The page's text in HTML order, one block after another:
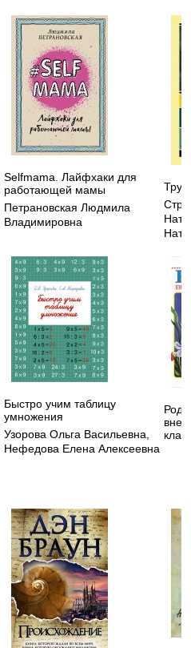
Selfmama. Лайфхаки для
работающей мамы
Петрановская Людмила
Владимировна
Быстро учим таблицу
умножения
Узорова Ольга Васильевна
Нефедова Елена Алексеевна